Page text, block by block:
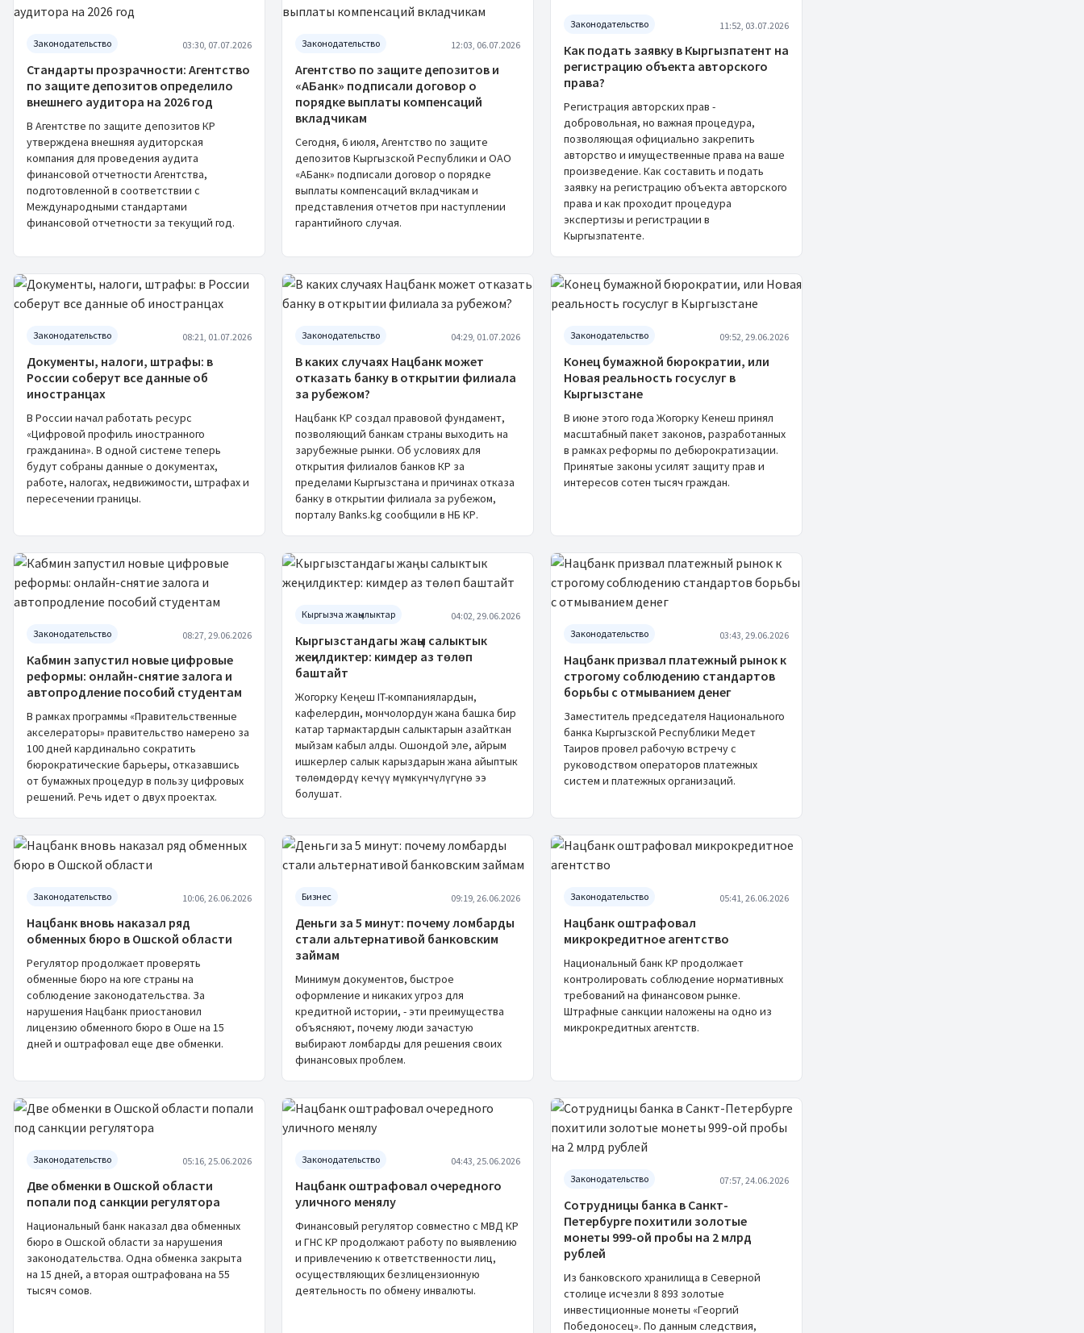
Законодательство 03:30, 07.07.2026
Стандарты прозрачности: Агентство
по защите депозитов определило
внешнего аудитора на 2026 год
В Агентстве по защите депозитов КР
утверждена внешняя аудиторская
компания для проведения аудита
финансовой отчетности Агентства,
подготовленной в соответствии с
Международными стандартами
финансовой отчетности за текущий год.
Законодательство 12:03, 06.07.2026
Агентство по защите депозитов и
«АБанк» подписали договор о
порядке выплаты компенсаций
вкладчикам
Сегодня, 6 июля, Агентство по защите
депозитов Кыргызской Республики и ОАО
«АБанк» подписали договор о порядке
выплаты компенсаций вкладчикам и
представления отчетов при наступлении
гарантийного случая.
Законодательство 11:52, 03.07.2026
Как подать заявку в Кыргызпатент на
регистрацию объекта авторского
права?
Регистрация авторских прав -
добровольная, но важная процедура,
позволяющая официально закрепить
авторство и имущественные права на ваше
произведение. Как составить и подать
заявку на регистрацию объекта авторского
права и как проходит процедура
экспертизы и регистрации в
Кыргызпатенте.
Законодательство 08:21, 01.07.2026
Документы, налоги, штрафы: в
России соберут все данные об
иностранцах
В России начал работать ресурс
«Цифровой профиль иностранного
гражданина». В одной системе теперь
будут собраны данные о документах,
работе, налогах, недвижимости, штрафах и
пересечении границы.
Законодательство 04:29, 01.07.2026
В каких случаях Нацбанк может
отказать банку в открытии филиала
за рубежом?
Нацбанк КР создал правовой фундамент,
позволяющий банкам страны выходить на
зарубежные рынки. Об условиях для
открытия филиалов банков КР за
пределами Кыргызстана и причинах отказа
банку в открытии филиала за рубежом,
порталу Banks.kg сообщили в НБ КР.
Законодательство 09:52, 29.06.2026
Конец бумажной бюрократии, или
Новая реальность госуслуг в
Кыргызстане
В июне этого года Жогорку Кенеш принял
масштабный пакет законов, разработанных
в рамках реформы по дебюрократизации.
Принятые законы усилят защиту прав и
интересов сотен тысяч граждан.
Законодательство 08:27, 29.06.2026
Кабмин запустил новые цифровые
реформы: онлайн-снятие залога и
автопродление пособий студентам
В рамках программы «Правительственные
акселераторы» правительство намерено за
100 дней кардинально сократить
бюрократические барьеры, отказавшись
от бумажных процедур в пользу цифровых
решений. Речь идет о двух проектах.
Кыргызча жаңылыктар 04:02, 29.06.2026
Кыргызстандагы жаңы салыктык
жеңилдиктер: кимдер аз төлөп
баштайт
Жогорку Кеңеш IT-компаниялардын,
кафелердин, мончолордун жана башка бир
катар тармактардын салыктарын азайткан
мыйзам кабыл алды. Ошондой эле, айрым
ишкерлер салык карыздарын жана айыптык
төлөмдөрдү кечүү мүмкүнчүлүгүнө ээ
болушат.
Законодательство 03:43, 29.06.2026
Нацбанк призвал платежный рынок к
строгому соблюдению стандартов
борьбы с отмыванием денег
Заместитель председателя Национального
банка Кыргызской Республики Медет
Таиров провел рабочую встречу с
руководством операторов платежных
систем и платежных организаций.
Законодательство 10:06, 26.06.2026
Нацбанк вновь наказал ряд
обменных бюро в Ошской области
Регулятор продолжает проверять
обменные бюро на юге страны на
соблюдение законодательства. За
нарушения Нацбанк приостановил
лицензию обменного бюро в Оше на 15
дней и оштрафовал еще две обменки.
Бизнес 09:19, 26.06.2026
Деньги за 5 минут: почему ломбарды
стали альтернативой банковским
займам
Минимум документов, быстрое
оформление и никаких угроз для
кредитной истории, - эти преимущества
объясняют, почему люди зачастую
выбирают ломбарды для решения своих
финансовых проблем.
Законодательство 05:41, 26.06.2026
Нацбанк оштрафовал
микрокредитное агентство
Национальный банк КР продолжает
контролировать соблюдение нормативных
требований на финансовом рынке.
Штрафные санкции наложены на одно из
микрокредитных агентств.
Законодательство 05:16, 25.06.2026
Две обменки в Ошской области
попали под санкции регулятора
Национальный банк наказал два обменных
бюро в Ошской области за нарушения
законодательства. Одна обменка закрыта
на 15 дней, а вторая оштрафована на 55
тысяч сомов.
Законодательство 04:43, 25.06.2026
Нацбанк оштрафовал очередного
уличного менялу
Финансовый регулятор совместно с МВД КР
и ГНС КР продолжают работу по выявлению
и привлечению к ответственности лиц,
осуществляющих безлицензионную
деятельность по обмену инвалюты.
Законодательство 07:57, 24.06.2026
Сотрудницы банка в Санкт-
Петербурге похитили золотые
монеты 999-ой пробы на 2 млрд
рублей
Из банковского хранилища в Северной
столице исчезли 8 893 золотые
инвестиционные монеты «Георгий
Победоносец». По данным следствия,